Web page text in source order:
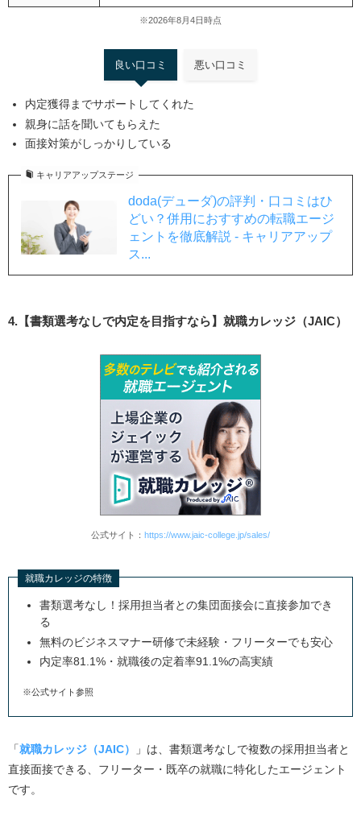
※2026年8月4日時点
良い口コミ 悪い口コミ
内定獲得までサポートしてくれた
親身に話を聞いてもらえた
面接対策がしっかりしている
キャリアアップステージ
doda(デューダ)の評判・口コミはひ
どい？併用におすすめの転職エージ
ェントを徹底解説 - キャリアアップ
ス...
4.【書類選考なしで内定を目指すなら】就職カレッジ（JAIC）
公式サイト： https://www.jaic-college.jp/sales/
就職カレッジの特徴
書類選考なし！採用担当者との集団面接会に直接参加でき
る
無料のビジネスマナー研修で未経験・フリーターでも安心
内定率81.1%・就職後の定着率91.1%の高実績
※公式サイト参照
「就職カレッジ（JAIC）
」は、書類選考なしで複数の採用担当者と
直接面接できる、フリーター・既卒の就職に特化したエージェント
です。